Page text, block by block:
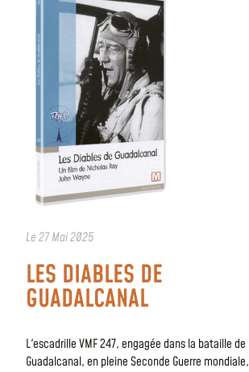
Le27 Mai 2025
LES DIABLES DE
GUADALCANAL
L'escadrille VMF 247, engagée dans la bataille de
Guadalcanal, en pleine Seconde Guerre mondiale,